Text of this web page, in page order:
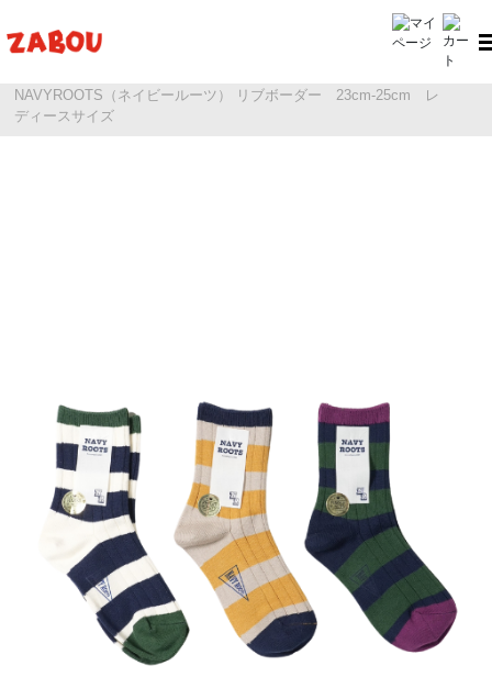
NAVYROOTS（ネイビールーツ） リブボーダー 23cm-25cm レ
ディースサイズ